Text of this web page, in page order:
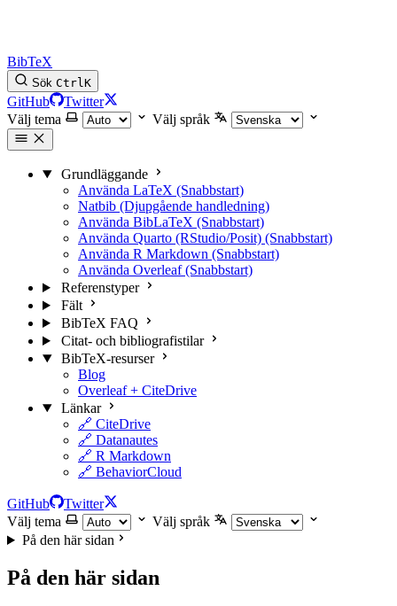
BibTeX
Sök CtrlK
GitHub
Twitter
Välj tema
Välj språk
Grundläggande
Använda LaTeX (Snabbstart)
Natbib (Djupgående handledning)
Använda BibLaTeX (Snabbstart)
Använda Quarto (RStudio/Posit) (Snabbstart)
Använda R Markdown (Snabbstart)
Använda Overleaf (Snabbstart)
Referenstyper
Fält
BibTeX FAQ
Citat- och bibliografistilar
BibTeX-resurser
Blog
Overleaf + CiteDrive
Länkar
🔗 CiteDrive
🔗 Datanautes
🔗 R Markdown
🔗 BehaviorCloud
GitHub
Twitter
Välj tema
Välj språk
På den här sidan
På den här sidan